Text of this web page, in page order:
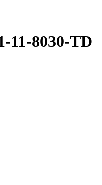
11-8030-TD